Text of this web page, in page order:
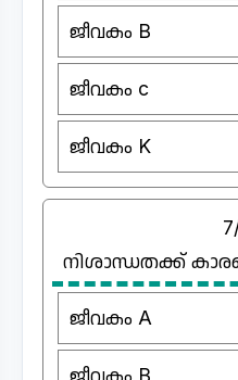
ജീവകം B
ജീവകം c
ജീവകം K
നിശാന്ധതക്ക്
ജീവകം A
ജീവകം B